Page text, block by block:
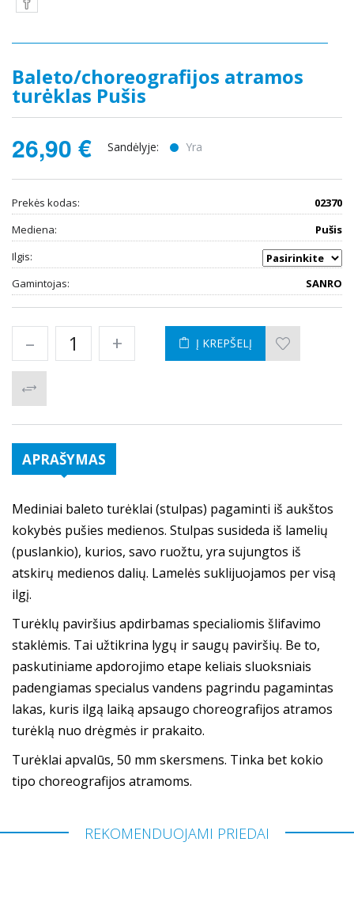
Baleto/choreografijos atramos
turėklas Pušis
26,90 € Sandėlyje: Yra
Prekės kodas:
02370
Mediena:
Pušis
Ilgis:
Gamintojas:
SANRO
– + Į KREPŠELĮ
APRAŠYMAS
Mediniai baleto turėklai (stulpas) pagaminti iš aukštos
kokybės pušies medienos. Stulpas susideda iš lamelių
(puslankio), kurios, savo ruožtu, yra sujungtos iš
atskirų medienos dalių. Lamelės suklijuojamos per visą
ilgį.
Turėklų paviršius apdirbamas specialiomis šlifavimo
staklėmis. Tai užtikrina lygų ir saugų paviršių. Be to,
paskutiniame apdorojimo etape keliais sluoksniais
padengiamas specialus vandens pagrindu pagamintas
lakas, kuris ilgą laiką apsaugo choreografijos atramos
turėklą nuo drėgmės ir prakaito.
Turėklai apvalūs, 50 mm skersmens. Tinka bet kokio
tipo choreografijos atramoms.
REKOMENDUOJAMI PRIEDAI